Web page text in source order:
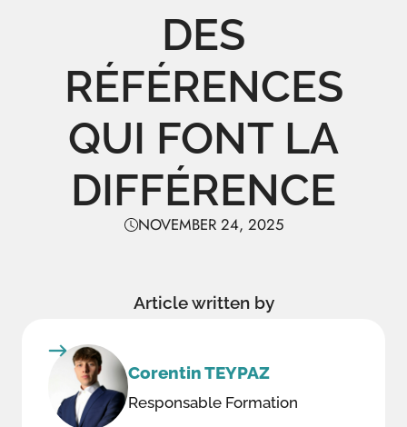
DES
RÉFÉRENCES
QUI FONT LA
DIFFÉRENCE
NOVEMBER 24, 2025
Article written by
Corentin TEYPAZ
Responsable Formation